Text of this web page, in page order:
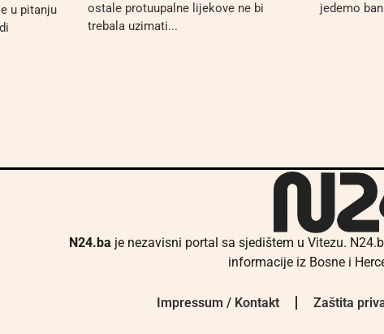
u pitanju
ostale protuupalne lijekove ne bi
trebala uzimati...
jedemo
N24.ba je nezavisni portal sa sjedištem u Vitezu.
informacije iz Bosne i
Impressum / Kontakt Zaštita